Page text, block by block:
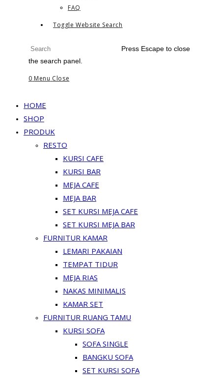
FAQ
Toggle Website Search
Press Escape to close
the search panel.
0 Menu Close
HOME
SHOP
PRODUK
RESTO
KURSI CAFE
KURSI BAR
MEJA CAFE
MEJA BAR
SET KURSI MEJA CAFE
SET KURSI MEJA BAR
FURNITUR KAMAR
LEMARI PAKAIAN
TEMPAT TIDUR
MEJA RIAS
NAKAS MINIMALIS
KAMAR SET
FURNITUR RUANG TAMU
KURSI SOFA
SOFA SINGLE
BANGKU SOFA
SET KURSI SOFA